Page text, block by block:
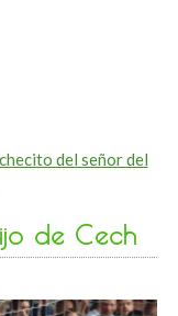
del señor del
de Cech